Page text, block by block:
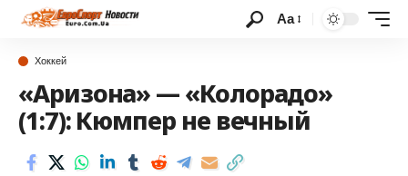
Аа
Хоккей
«Аризона» — «Колорадо»
(1:7): Кюмпер не вечный